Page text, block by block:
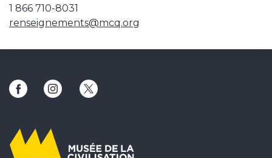
1 866 710-8031
renseignements@mcq.org
Ce lien ouvrira une nouvelle fenêtre
Ce lien ouvrira une nouvelle fenêtre
Ce lien ouvrira une nouvelle